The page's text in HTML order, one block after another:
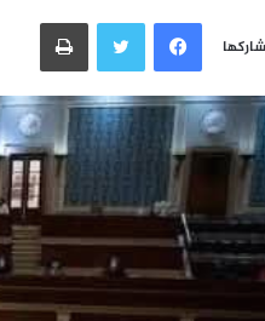
إلكترونيا
شاركها
فيسبوكتويتر طباعة